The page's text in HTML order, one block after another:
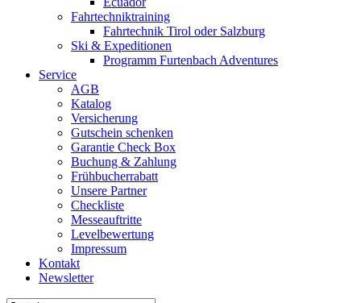
Fahrtechniktraining
Fahrtechnik Tirol oder Salzburg
Ski & Expeditionen
Programm Furtenbach Adventures
Service
AGB
Katalog
Versicherung
Gutschein schenken
Garantie Check Box
Buchung & Zahlung
Frühbucherrabatt
Unsere Partner
Checkliste
Messeauftritte
Levelbewertung
Impressum
Kontakt
Newsletter